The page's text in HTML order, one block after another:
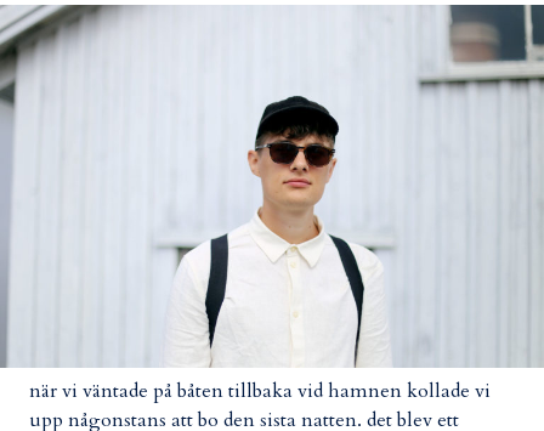
när vi väntade på båten tillbaka vid hamnen kollade vi
upp någonstans att bo den sista natten. det blev ett